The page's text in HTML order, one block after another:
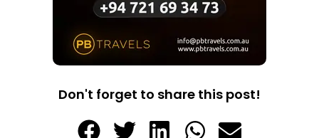
Don't forget to share this post!